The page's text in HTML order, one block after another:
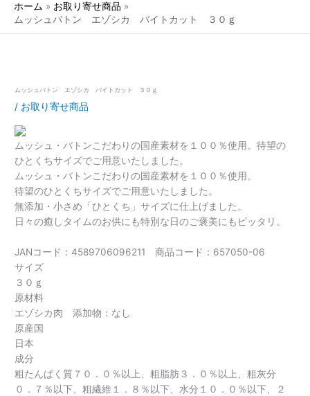
ホーム
お取り寄せ商品
ムッシュバトン エゾシカ バイトカット ３０ｇ
ムッシュバトン エゾシカ バイトカット ３０ｇ
/ お取り寄せ商品
ムッシュ・バトンこだわりの国産素材を１００％使用。待望の
ひとくちサイズでご用意いたしました。
ムッシュ・バトンこだわりの国産素材を１００％使用。
待望のひとくちサイズでご用意いたしました。
無添加・小さめ「ひとくち」サイズに仕上げました。
日々の癒しタイムのお供にも特別な日のご褒美にもピッタリ。
JANコード：4589706096211 商品コード：657050-06
サイズ
３０ｇ
原材料
エゾシカ肉 添加物：なし
原産国
日本
成分
粗たんぱく質７０．０％以上、粗脂肪３．０％以上、粗灰分
０．７％以下、粗繊維１．８％以下、水分１０．０％以下、２